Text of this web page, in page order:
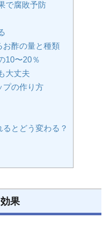
で腐敗予防
お酢の量と種類
10〜20％
大丈夫
の作り方
とどう変わる？
果